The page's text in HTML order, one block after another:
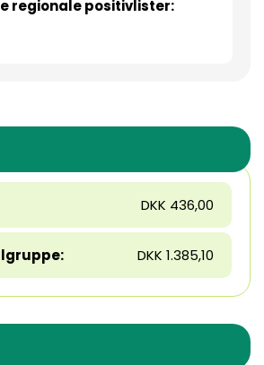
regionale positivlister:
DKK 436,00
DKK 1.385,10